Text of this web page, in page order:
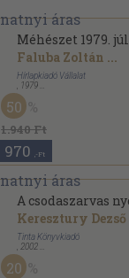
Méhészet 1979.
Faluba Zoltán ...
Hírlapkiadó Vállalat
1979
Tűzött kötés
Méhészet sorozat
1.940 Ft
50
970 ,-Ft
A csodaszarvas
Keresztury Dezső
Tinta Könyvkiadó
2002
Fűzött keménykötés
A magyar nyelv kézikönyvei
20